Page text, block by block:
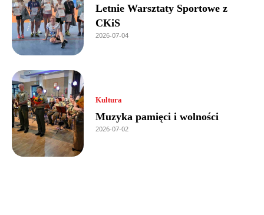
Letnie Warsztaty Sportowe z
CKiS
2026-07-04
Kultura
Muzyka pamięci i wolności
2026-07-02